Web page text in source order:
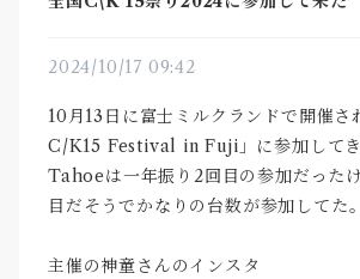
2024/10/17 09:42
10月13日に富士ミルクランドで開催
C/K15 Festival in Fuji」に参加して
Tahoeは一年振り2回目の参加だった
目だそうでかなりの台数が参加してた。
主催の神童さんのインスタ